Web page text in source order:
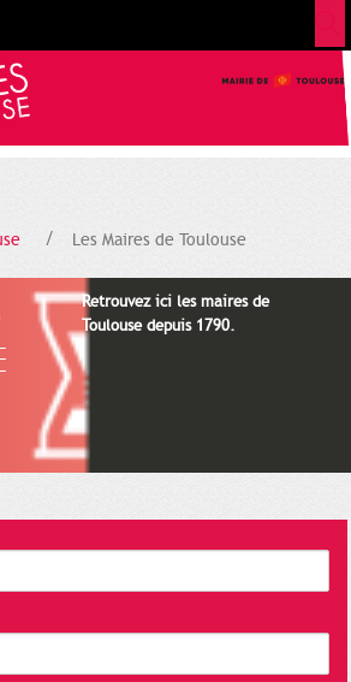
Les Maires de Toulouse
Retrouvez ici les maires de
Toulouse depuis 1790.
sur les cookies